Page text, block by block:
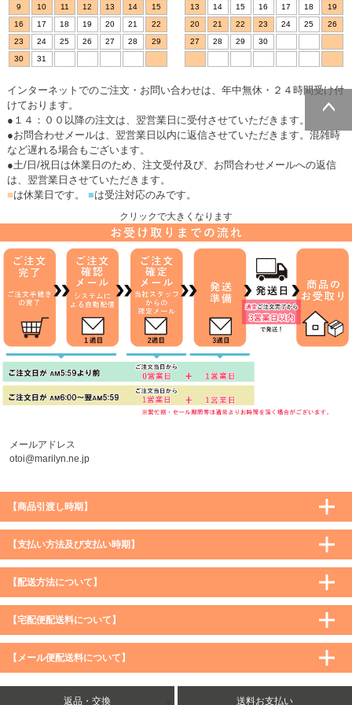
ページトッ
9
10 11 12 13 14
15
16
17 18 19 20 21
22
23
24 25 26 27 28
29
30
31
13
14 15 16 17 18
19
20
21 22 23 24 25
26
27
28 29 30
インターネットでのご注文・お問い合わせは、年中無休・２４時間受け付
けております。
●１４：００以降の注文は、翌営業日に受付させていただきます。
●お問合わせメールは、翌営業日以内に返信させていただきます。混雑時
など遅れる場合もございます。
●土/日/祝日は休業日のため、注文受付及び、お問合わせメールへの返信
は、翌営業日させていただきます。
■は休業日です。 ■は受注対応のみです。
クリックで大きくなります
メールアドレス
otoi@marilyn.ne.jp
【商品引渡し時期】
【支払い方法及び支払い時期】
【配送方法について】
【宅配便配送料について】
購入価格 ／ 地域 通常 沖縄・離島など一部地域
5,900円（税込）未満
590円（税込）
【メール便配送料について】
返品・交換 送料お支払い